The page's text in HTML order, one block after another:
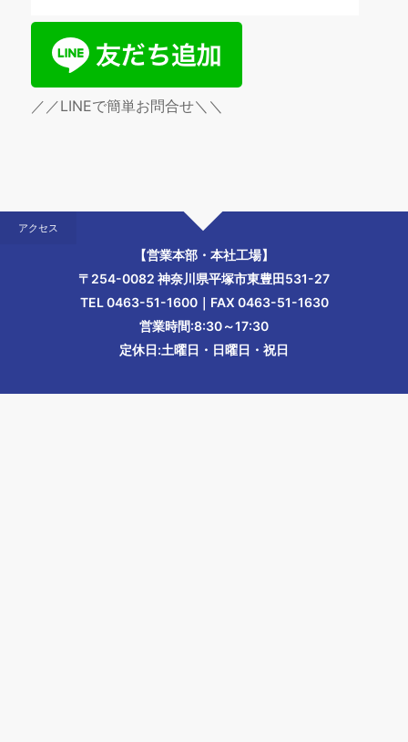
／／LINEで簡単お問合せ＼＼
アクセス
【営業本部・本社工場】
〒254-0082 神奈川県平塚市東豊田531-27
TEL 0463-51-1600｜FAX 0463-51-1630
営業時間:8:30～17:30
定休日:土曜日・日曜日・祝日